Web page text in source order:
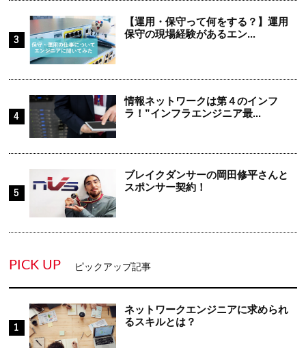
【運用・保守って何をする？】運用
保守の現場経験があるエン...
情報ネットワークは第４のインフ
ラ！”インフラエンジニア最...
ブレイクダンサーの岡田修平さんと
スポンサー契約！
PICK UP ピックアップ記事
ネットワークエンジニアに求められ
るスキルとは？